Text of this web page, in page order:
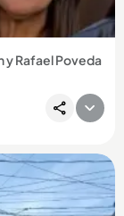
y Rafael Poveda
sacado